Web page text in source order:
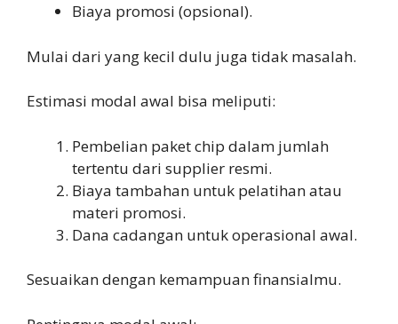
Biaya promosi (opsional).
Mulai dari yang kecil dulu juga tidak masalah.
Estimasi modal awal bisa meliputi:
Pembelian paket chip dalam jumlah
tertentu dari supplier resmi.
Biaya tambahan untuk pelatihan atau
materi promosi.
Dana cadangan untuk operasional awal.
Sesuaikan dengan kemampuan finansialmu.